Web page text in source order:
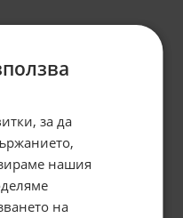
за да
нашия
на